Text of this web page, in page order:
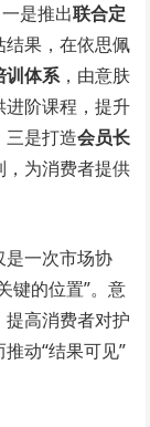
是推出联合定
结果，在依思佩
训体系，由意肤
阶课程，提升
三是打造会员长
，为消费者提供
是一次市场协
键的位置”。意
提高消费者对护
动“结果可见”